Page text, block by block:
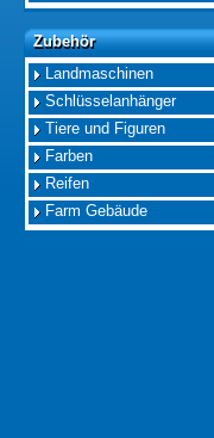
Zubehör
Zubehör
Landmaschinen
Schlüsselanhänger
Tiere und Figuren
Farben
Reifen
Farm Gebäude